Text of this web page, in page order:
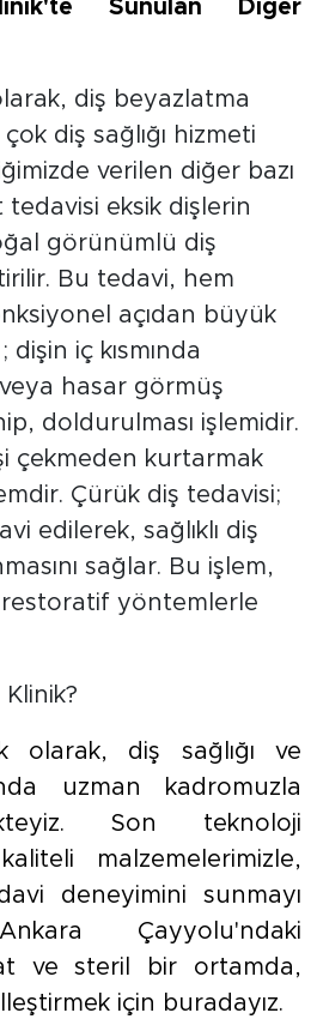
Sunulan Diğer
diş beyazlatma
diş sağlığı hizmeti
verilen diğer bazı
tedavisi eksik dişlerin
görünümlü diş
Bu tedavi, hem
açıdan büyük
iç kısmında
hasar görmüş
doldurulması işlemidir.
çekmeden kurtarmak
Çürük diş tedavisi;
edilerek, sağlıklı diş
sağlar. Bu işlem,
yöntemlerle
olarak, diş sağlığı ve
uzman kadromuzla
Son teknoloji
malzemelerimizle,
deneyimini sunmayı
Çayyolu'ndaki
ve steril bir ortamda,
için buradayız.